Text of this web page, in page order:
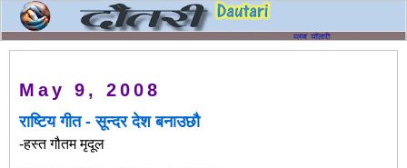
May 9, 2008
राष्टिय गीत - सून्दर देश बनाउछौ
-हस्त गौतम मृदूल